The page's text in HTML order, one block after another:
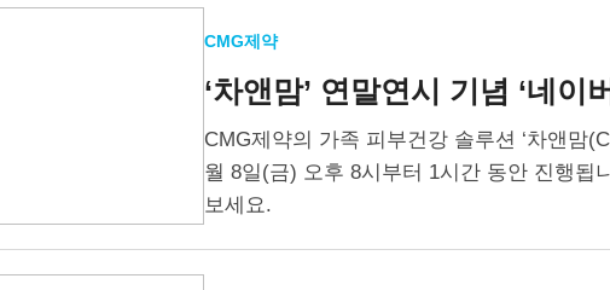
CMG제약
‘차앤맘’ 연말연시 기념 ‘네이
CMG제약의 가족 피부건강 솔루션 ‘차앤맘
월 8일(금) 오후 8시부터 1시간 동안 진행됩
보세요.